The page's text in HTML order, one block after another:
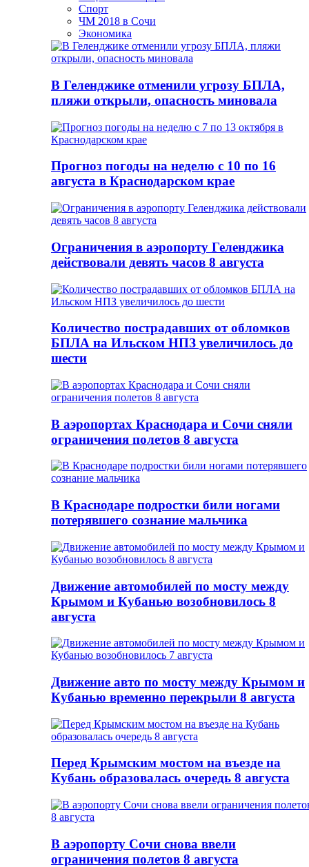
Спорт
ЧМ 2018 в Сочи
Экономика
В Геленджике отменили угрозу БПЛА,
пляжи открыли, опасность миновала
Прогноз погоды на неделю с 10 по 16
августа в Краснодарском крае
Ограничения в аэропорту Геленджика
действовали девять часов 8 августа
Количество пострадавших от обломков
БПЛА на Ильском НПЗ увеличилось до
шести
В аэропортах Краснодара и Сочи сняли
ограничения полетов 8 августа
В Краснодаре подростки били ногами
потерявшего сознание мальчика
Движение автомобилей по мосту между
Крымом и Кубанью возобновилось 8
августа
Движение авто по мосту между Крымом и
Кубанью временно перекрыли 8 августа
Перед Крымским мостом на въезде на
Кубань образовалась очередь 8 августа
В аэропорту Сочи снова ввели
ограничения полетов 8 августа